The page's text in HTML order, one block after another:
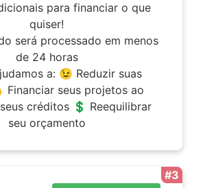
para financiar o que
quiser!
será processado em menos
de 24 horas
a: 😉 Reduzir suas
Financiar seus projetos ao
créditos 💲 Reequilibrar
seu orçamento
#3